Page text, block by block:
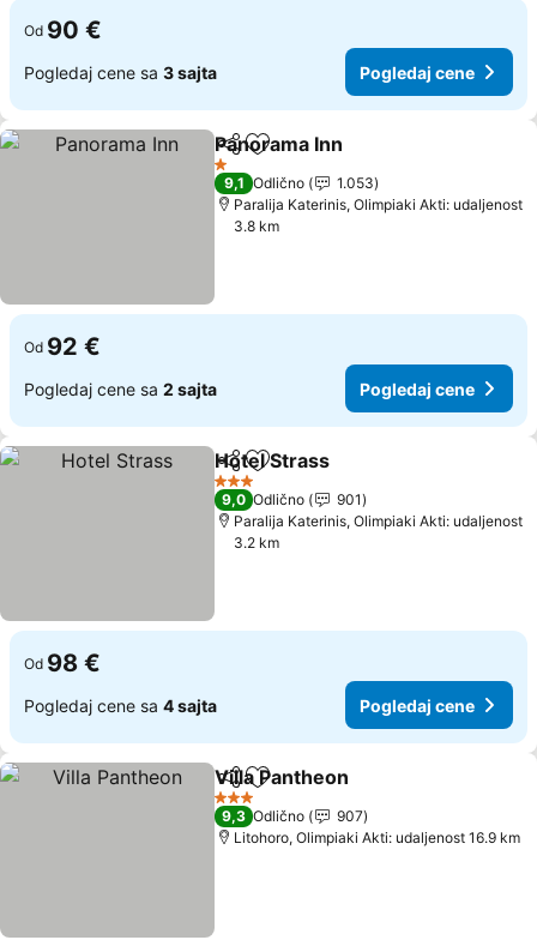
Od 90 €
Pogledaj cene sa 3 sajta Pogledaj cene
Deli Dodati u favorite
Panorama Inn
1 Zvezdice
9,1 Odlično
1.053
Paralija Katerinis, Olimpiaki Akti: udaljenost
3.8 km
Od 92 €
Pogledaj cene sa 2 sajta Pogledaj cene
Deli Dodati u favorite
Hotel Strass
3 Zvezdice
9,0 Odlično
901
Paralija Katerinis, Olimpiaki Akti: udaljenost
3.2 km
Od 98 €
Pogledaj cene sa 4 sajta Pogledaj cene
Deli Dodati u favorite
Villa Pantheon
3 Zvezdice
9,3 Odlično
907
Litohoro, Olimpiaki Akti: udaljenost 16.9 km